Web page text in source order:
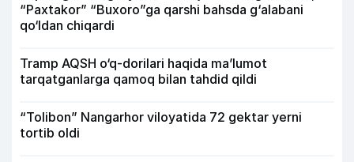
“Paxtakor” “Buxoro”ga qarshi bahsda g‘alabani
qo‘ldan chiqardi
Tramp AQSH o‘q-dorilari haqida ma’lumot
tarqatganlarga qamoq bilan tahdid qildi
“Tolibon” Nangarhor viloyatida 72 gektar yerni
tortib oldi